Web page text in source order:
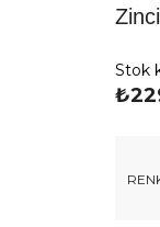
Stok
₺